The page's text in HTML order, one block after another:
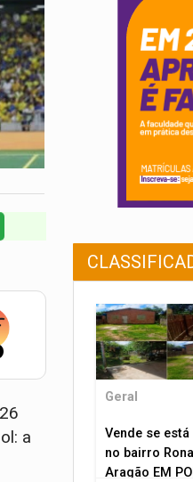
a
Geral
Vende se está
no bairro
Aragão EM